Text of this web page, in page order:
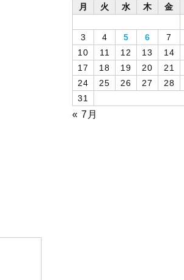
月 火 水 木 金
3
4 5 6 7
10
11 12 13 14
17
18 19 20 21
24
25 26 27 28
31
« 7月